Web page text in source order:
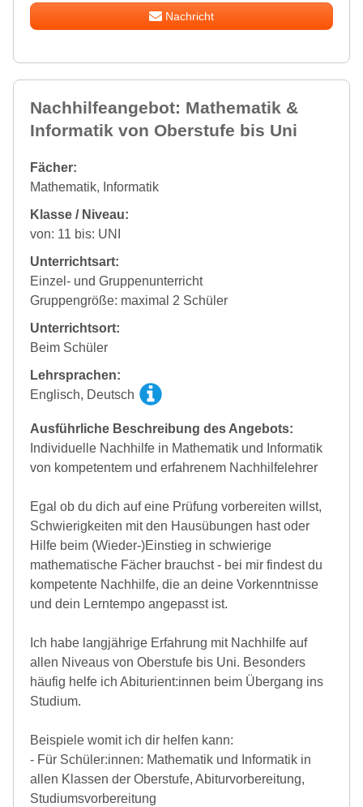
Nachricht
Nachhilfeangebot: Mathematik &
Informatik von Oberstufe bis Uni
Fächer:
Mathematik, Informatik
Klasse / Niveau:
von: 11 bis: UNI
Unterrichtsart:
Einzel- und Gruppenunterricht
Gruppengröße: maximal 2 Schüler
Unterrichtsort:
Beim Schüler
Lehrsprachen:
Englisch, Deutsch
Ausführliche Beschreibung des Angebots:
Individuelle Nachhilfe in Mathematik und Informatik
von kompetentem und erfahrenem Nachhilfelehrer
Egal ob du dich auf eine Prüfung vorbereiten willst,
Schwierigkeiten mit den Hausübungen hast oder
Hilfe beim (Wieder-)Einstieg in schwierige
mathematische Fächer brauchst - bei mir findest du
kompetente Nachhilfe, die an deine Vorkenntnisse
und dein Lerntempo angepasst ist.
Ich habe langjährige Erfahrung mit Nachhilfe auf
allen Niveaus von Oberstufe bis Uni. Besonders
häufig helfe ich Abiturient:innen beim Übergang ins
Studium.
Beispiele womit ich dir helfen kann:
- Für Schüler:innen: Mathematik und Informatik in
allen Klassen der Oberstufe, Abiturvorbereitung,
Studiumsvorbereitung